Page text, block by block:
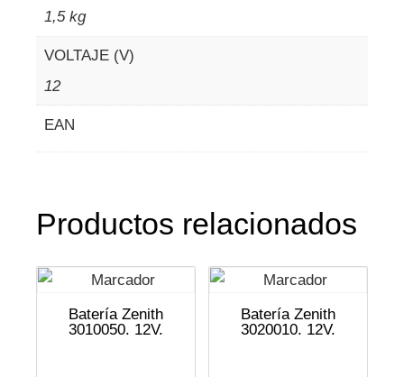
1,5 kg
VOLTAJE (V)
12
EAN
Productos relacionados
Batería Zenith
3010050. 12V.
Batería Zenith
3020010. 12V.